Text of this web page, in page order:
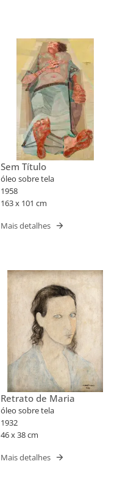
Sem Título
óleo sobre tela
1958
163 x 101 cm
Mais detalhes
Retrato de Maria
óleo sobre tela
1932
46 x 38 cm
Mais detalhes